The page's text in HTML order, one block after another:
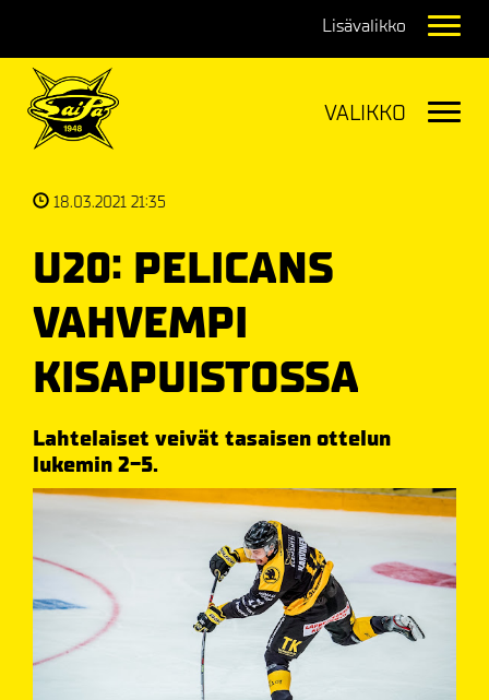
18.03.2021 21:35
U20: PELICANS
VAHVEMPI
KISAPUISTOSSA
Lahtelaiset veivät tasaisen ottelun
lukemin 2-5.